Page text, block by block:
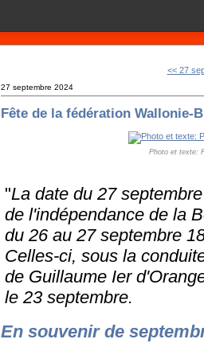
<< 27
27 septembre 2024
Fête de la fédération Wallonie-
Photo et texte:
"La date du 27
de l'indépendance de la
du 26 au 27 septembre
Celles-ci, sous la
de Guillaume Ier
le 23 septembre.
En souvenir de